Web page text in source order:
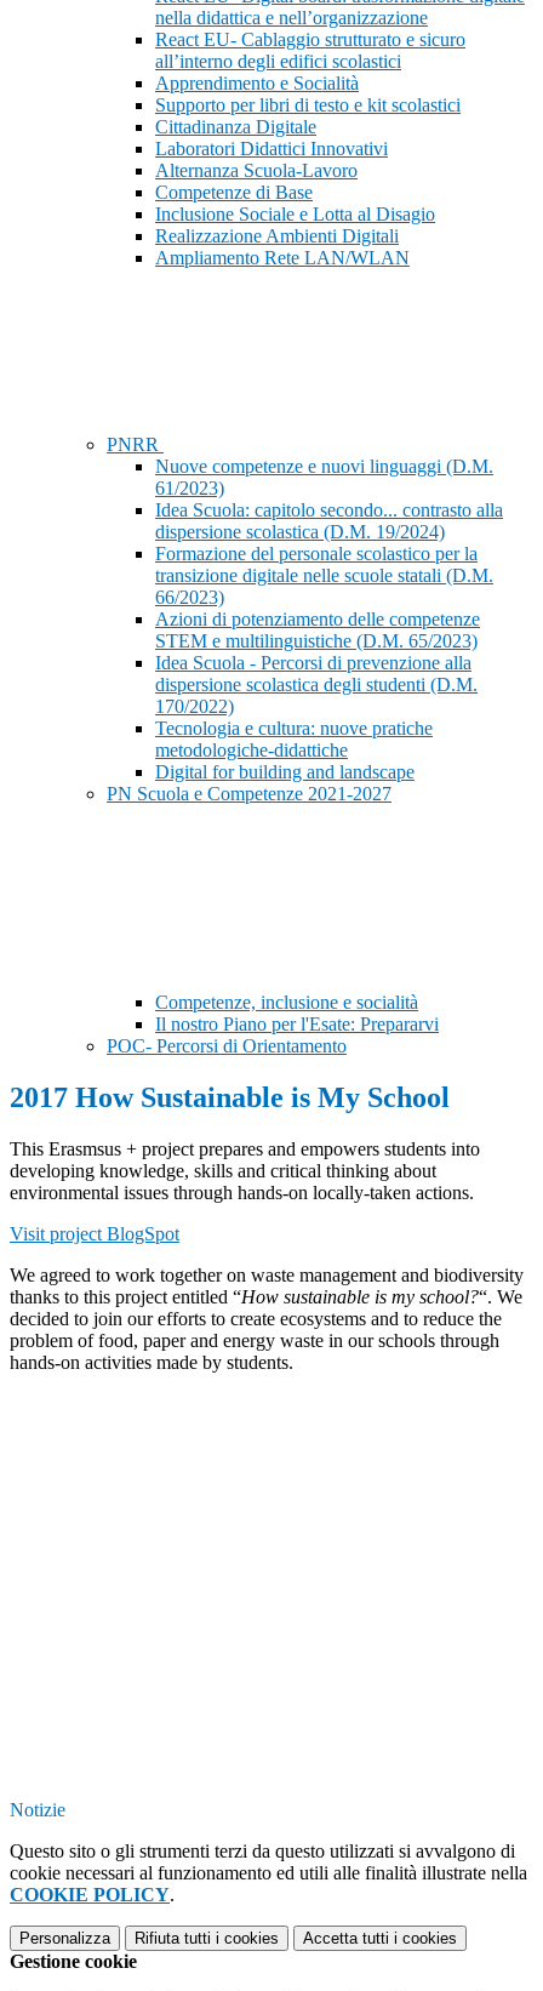
nella didattica e nell’organizzazione
React EU- Cablaggio strutturato e sicuro
all’interno degli edifici scolastici
Apprendimento e Socialità
Supporto per libri di testo e kit scolastici
Cittadinanza Digitale
Laboratori Didattici Innovativi
Alternanza Scuola-Lavoro
Competenze di Base
Inclusione Sociale e Lotta al Disagio
Realizzazione Ambienti Digitali
Ampliamento Rete LAN/WLAN
PNRR
Nuove competenze e nuovi linguaggi (D.M.
61/2023)
Idea Scuola: capitolo secondo... contrasto alla
dispersione scolastica (D.M. 19/2024)
Formazione del personale scolastico per la
transizione digitale nelle scuole statali (D.M.
66/2023)
Azioni di potenziamento delle competenze
STEM e multilinguistiche (D.M. 65/2023)
Idea Scuola - Percorsi di prevenzione alla
dispersione scolastica degli studenti (D.M.
170/2022)
Tecnologia e cultura: nuove pratiche
metodologiche-didattiche
Digital for building and landscape
PN Scuola e Competenze 2021-2027
Competenze, inclusione e socialità
Il nostro Piano per l'Esate: Prepararvi
POC- Percorsi di Orientamento
2017 How Sustainable is My School
This Erasmsus + project prepares and empowers students into
developing knowledge, skills and critical thinking about
environmental issues through hands-on locally-taken actions.
Visit project BlogSpot
We agreed to work together on waste management and biodiversity
thanks to this project entitled “How sustainable is my school?“. We
decided to join our efforts to create ecosystems and to reduce the
problem of food, paper and energy waste in our schools through
hands-on activities made by students.
Notizie
Questo sito o gli strumenti terzi da questo utilizzati si avvalgono di
cookie necessari al funzionamento ed utili alle finalità illustrate nella
COOKIE POLICY.
Personalizza Rifiuta tutti i cookies Accetta tutti i cookies
Gestione cookie